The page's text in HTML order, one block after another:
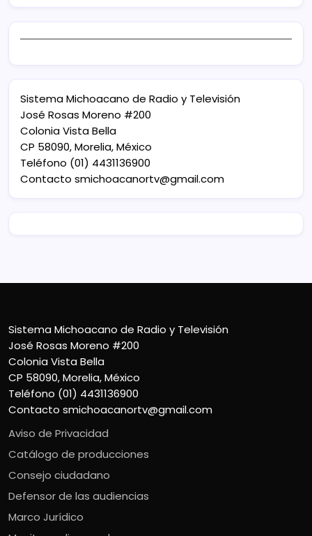
Sistema Michoacano de Radio y Televisión
José Rosas Moreno #200
Colonia Vista Bella
CP 58090, Morelia, México
Teléfono (01) 4431136900
Contacto smichoacanortv@gmail.com
Sistema Michoacano de Radio y Televisión
José Rosas Moreno #200
Colonia Vista Bella
CP 58090, Morelia, México
Teléfono (01) 4431136900
Contacto smichoacanortv@gmail.com
Aviso de Privacidad
Catálogo de producciones
Consejo ciudadano
Defensor de las audiencias
Marco Jurídico